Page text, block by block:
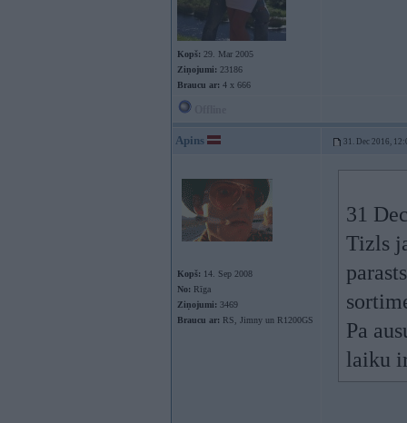
Kopš: 29. Mar 2005
Ziņojumi: 23186
Braucu ar: 4 x 666
Apins 31. Dec 2016,
Kopš: 14. Sep 2008
No: Rīga
Ziņojumi: 3469
Braucu ar: RS, Jimny un R1200GS
31
Tizls
Pa
laiku